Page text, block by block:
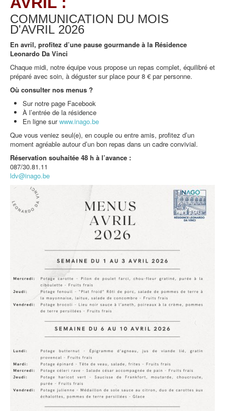
COMMUNICATION DU MOIS
D'AVRIL 2026
En avril, profitez d’une pause gourmande à la Résidence
Leonardo Da Vinci
Chaque midi, notre équipe vous propose un repas complet, équilibré et
préparé avec soin, à déguster sur place pour 8 € par personne.
Où consulter nos menus ?
Sur notre page Facebook
À l’entrée de la résidence
En ligne surwww.inago.be
Que vous veniez seul(e), en couple ou entre amis, profitez d’un
moment agréable autour d’un bon repas dans un cadre convivial.
Réservation souhaitée 48 h à l’avance :
087/30.81.11
ldv@inago.be